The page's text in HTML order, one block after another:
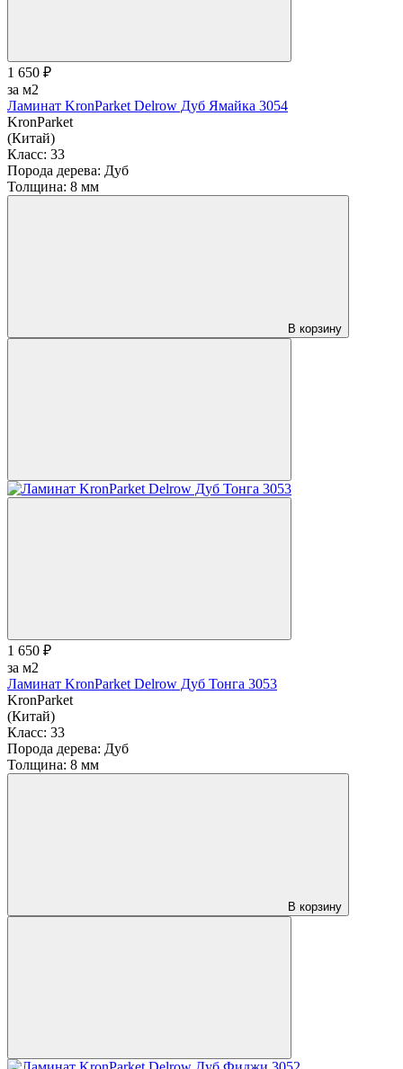
1 650 ₽
за м2
Ламинат KronParket Delrow Дуб Ямайка 3054
KronParket
(Китай)
Класс: 33
Порода дерева: Дуб
Толщина: 8 мм
В корзину
1 650 ₽
за м2
Ламинат KronParket Delrow Дуб Тонга 3053
KronParket
(Китай)
Класс: 33
Порода дерева: Дуб
Толщина: 8 мм
В корзину